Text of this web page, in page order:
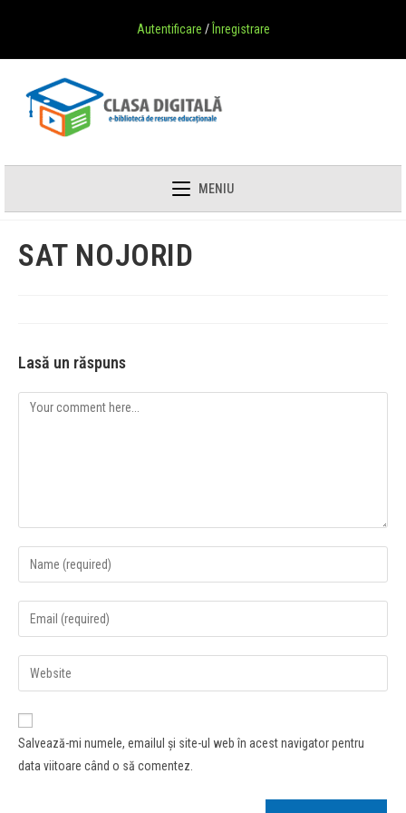
Autentificare / Înregistrare
MENIU
SAT NOJORID
Lasă un răspuns
Salvează-mi numele, emailul și site-ul web în acest navigator pentru
data viitoare când o să comentez.